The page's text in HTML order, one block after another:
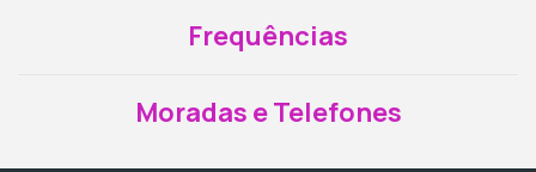
Frequências
Moradas e Telefones